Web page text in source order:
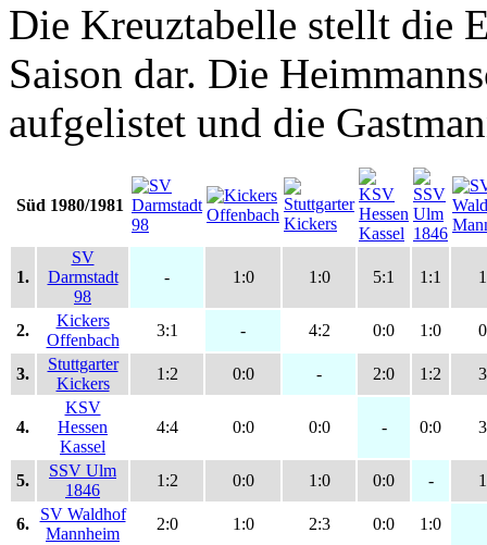
Die Kreuztabelle stellt die
Saison dar. Die
aufgelistet und die
Süd 1980/1981
1.
SV
Darmstadt
98
- 1:0 1:0 5:1 1:1
2.
Kickers
Offenbach
3:1 - 4:2 0:0 1:0
3.
Stuttgarter
Kickers
1:2 0:0 - 2:0 1:2
4.
KSV
Hessen
Kassel
4:4 0:0 0:0 - 0:0
5.
SSV Ulm
1846
1:2 0:0 1:0 0:0 -
6.
SV Waldhof
Mannheim
2:0 1:0 2:3 0:0 1:0